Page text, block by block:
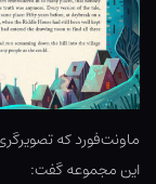
ماونت‌فورد که
این مجموعه گفت: